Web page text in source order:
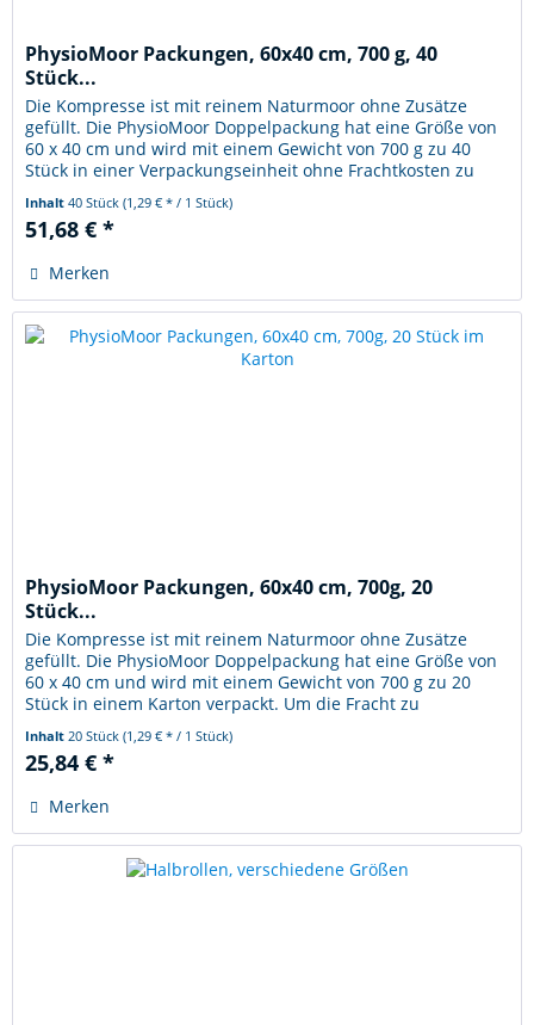
PhysioMoor Packungen, 60x40 cm, 700 g, 40
Stück...
Die Kompresse ist mit reinem Naturmoor ohne Zusätze
gefüllt. Die PhysioMoor Doppelpackung hat eine Größe von
60 x 40 cm und wird mit einem Gewicht von 700 g zu 40
Stück in einer Verpackungseinheit ohne Frachtkosten zu
Inhalt40 Stück(1,29 € * / 1 Stück)
51,68 € *
Merken
PhysioMoor Packungen, 60x40 cm, 700g, 20
Stück...
Die Kompresse ist mit reinem Naturmoor ohne Zusätze
gefüllt. Die PhysioMoor Doppelpackung hat eine Größe von
60 x 40 cm und wird mit einem Gewicht von 700 g zu 20
Stück in einem Karton verpackt. Um die Fracht zu
Inhalt20 Stück(1,29 € * / 1 Stück)
25,84 € *
Merken